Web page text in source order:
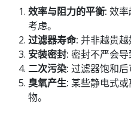
效率与阻力的平衡: 效
考虑。
过滤器寿命: 并非越贵越
安装密封: 密封不严会导
二次污染: 过滤器饱和后
臭氧产生: 某些静电式
物。